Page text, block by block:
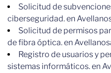
Solicitud de
ciberseguridad. en
Solicitud de permisos
de fibra óptica. en
Registro de usuarios y
sistemas informáticos. en